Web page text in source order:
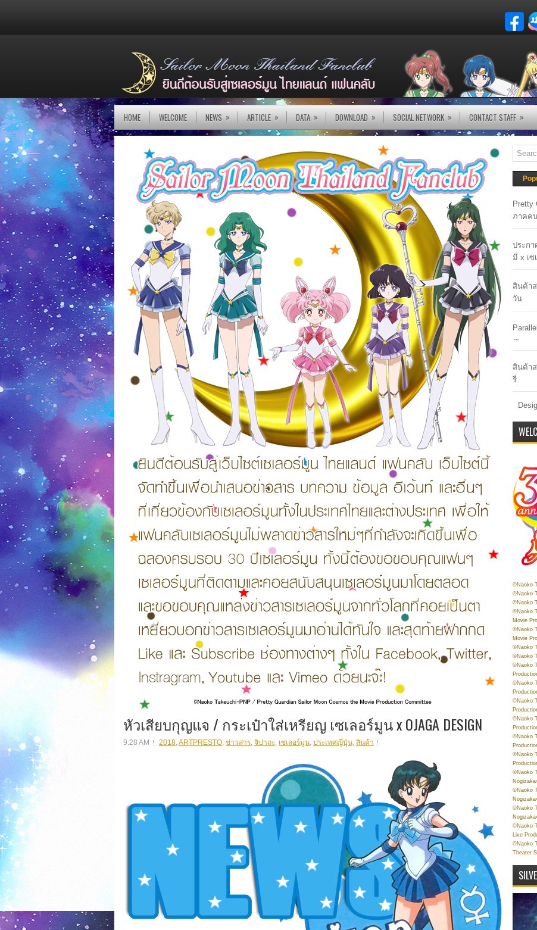
HOME WELCOME NEWS » ARTICLE » DATA » DOWNLOAD » SOCIAL NETWORK » CONTACT STAFF »
หัวเสียบกุญแจ / กระเป๋าใส่เหรียญ เซเลอร์มูน x OJAGA DESIGN
9:28 AM 2018,ARTPRESTO, ข่าวสาร, จิปาถะ, เซเลอร์มูน, ประเทศญี่ปุ่น, สินค้า
Pretty
ภาคค
ประกา
มี่ x เซ
สินค้า
วัน
～
สินค้าส
รี่
©Naoko
©Naoko
©Naoko
©Naoko
Movie
©Naoko
Movie
©Naoko
©Naoko
©Naoko
©Naoko
©Naoko
©Naoko
©Naoko
©Naoko
©Naoko
©Naoko
©Naoko
©Naoko
Live
©Naoko
Theater